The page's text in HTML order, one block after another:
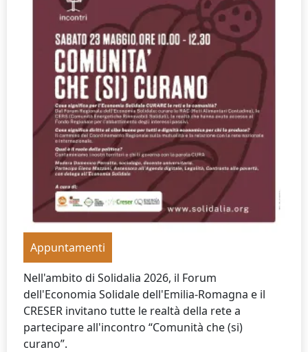
Appuntamenti
Nell'ambito di Solidalia 2026, il Forum
dell'Economia Solidale dell'Emilia-Romagna e il
CRESER invitano tutte le realtà della rete a
partecipare all'incontro “Comunità che (si)
curano”.